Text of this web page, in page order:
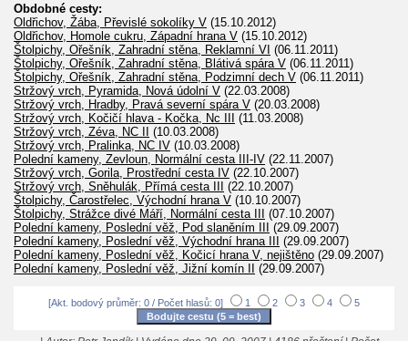
Obdobné cesty:
Oldřichov, Žába, Převislé sokolíky V (15.10.2012)
Oldřichov, Homole cukru, Západní hrana V (15.10.2012)
Štolpichy, Ořešník, Zahradní stěna, Reklamní VI (06.11.2011)
Štolpichy, Ořešník, Zahradní stěna, Blátivá spára V (06.11.2011)
Štolpichy, Ořešník, Zahradní stěna, Podzimní dech V (06.11.2011)
Stržový vrch, Pyramida, Nová údolní V (22.03.2008)
Stržový vrch, Hradby, Pravá severní spára V (20.03.2008)
Stržový vrch, Kočičí hlava - Kočka, Nc III
(11.03.2008)
Stržový vrch, Zéva, NC II
(10.03.2008)
Stržový vrch, Pralinka, NC IV (10.03.2008)
Polední kameny, Zevloun, Normální cesta III-IV (22.11.2007)
Stržový vrch, Gorila, Prostřední cesta IV (22.10.2007)
Stržový vrch, Sněhulák, Přímá cesta III
(22.10.2007)
Štolpichy, Čarostřelec, Východní hrana V (10.10.2007)
Štolpichy, Strážce divé Máří, Normální cesta III
(07.10.2007)
Polední kameny, Poslední věž, Pod slaněním III
(29.09.2007)
Polední kameny, Poslední věž, Východní hrana III
(29.09.2007)
Polední kameny, Poslední věž, Kočicí hrana V, nejištěno (29.09.2007)
Polední kameny, Poslední věž, Jižní komín II
(29.09.2007)
[Akt. bodový průměr: 0 / Počet hlasů: 0] 1 2 3 4 5